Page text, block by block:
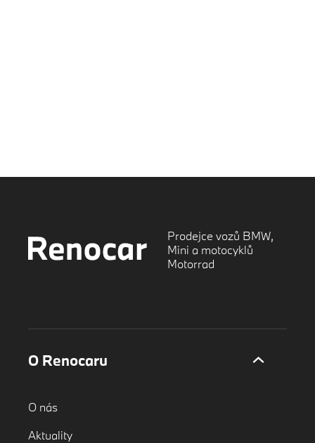
Prodejce vozů BMW,
Mini a motocyklů
Motorrad
O Renocaru
O nás
Aktuality